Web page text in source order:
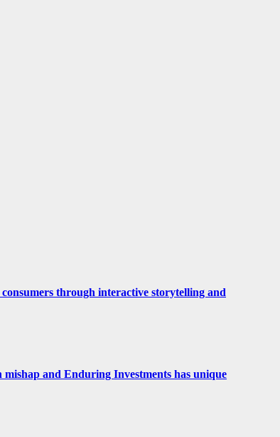
through interactive storytelling and
and Enduring Investments has unique